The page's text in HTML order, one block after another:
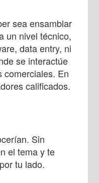
sea ensamblar
un nivel técnico,
data entry, ni
se interactúe
comerciales. En
calificados.
Sin
el tema y te
tu lado.